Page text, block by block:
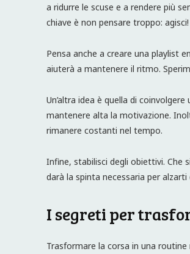
a ridurre le scuse e a rendere più
chiave è non pensare troppo: agisci!
Pensa anche a creare una playlist
aiuterà a mantenere il ritmo.
Un’altra idea è quella di
mantenere alta la motivazione.
rimanere costanti nel tempo.
Infine, stabilisci degli obiettivi. Che
darà la spinta necessaria per
I segreti per
Trasformare la corsa in una